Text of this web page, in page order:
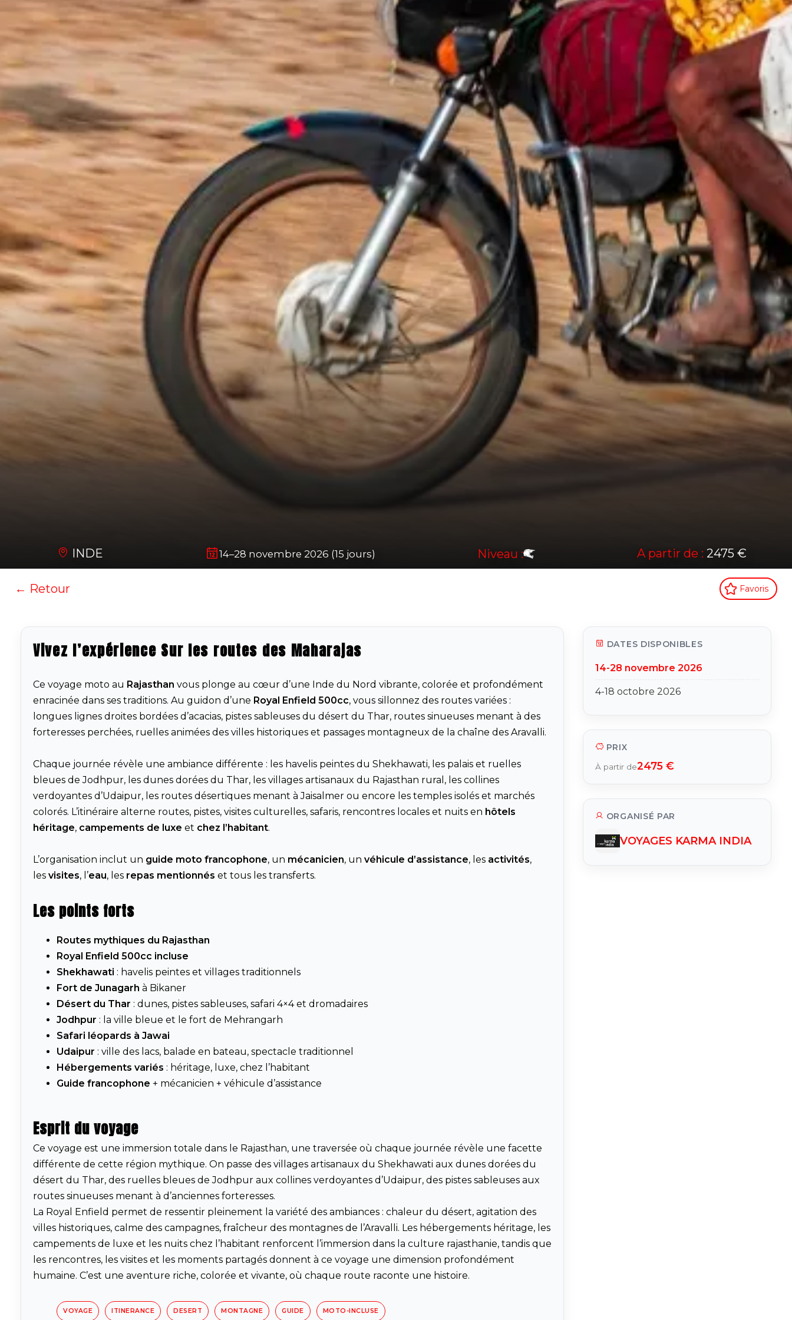
INDE 14–28 novembre 2026 (15 jours) Niveau : A partir de :2475 €
← Retour Favoris
Vivez l’expérience Sur les routes des Maharajas
Ce voyage moto au Rajasthan vous plonge au cœur d’une Inde du Nord vibrante, colorée et profondément
enracinée dans ses traditions. Au guidon d’une Royal Enfield 500cc, vous sillonnez des routes variées :
longues lignes droites bordées d’acacias, pistes sableuses du désert du Thar, routes sinueuses menant à des
forteresses perchées, ruelles animées des villes historiques et passages montagneux de la chaîne des Aravalli.
Chaque journée révèle une ambiance différente : les havelis peintes du Shekhawati, les palais et ruelles
bleues de Jodhpur, les dunes dorées du Thar, les villages artisanaux du Rajasthan rural, les collines
verdoyantes d’Udaipur, les routes désertiques menant à Jaisalmer ou encore les temples isolés et marchés
colorés. L’itinéraire alterne routes, pistes, visites culturelles, safaris, rencontres locales et nuits en hôtels
héritage, campements de luxe et chez l’habitant.
L’organisation inclut un guide moto francophone, un mécanicien, un véhicule d’assistance, les activités,
les visites, l’eau, les repas mentionnés et tous les transferts.
Les points forts
Routes mythiques du Rajasthan
Royal Enfield 500cc incluse
Shekhawati : havelis peintes et villages traditionnels
Fort de Junagarh à Bikaner
Désert du Thar : dunes, pistes sableuses, safari 4×4 et dromadaires
Jodhpur : la ville bleue et le fort de Mehrangarh
Safari léopards à Jawai
Udaipur : ville des lacs, balade en bateau, spectacle traditionnel
Hébergements variés : héritage, luxe, chez l’habitant
Guide francophone + mécanicien + véhicule d’assistance
Esprit du voyage
Ce voyage est une immersion totale dans le Rajasthan, une traversée où chaque journée révèle une facette
différente de cette région mythique. On passe des villages artisanaux du Shekhawati aux dunes dorées du
désert du Thar, des ruelles bleues de Jodhpur aux collines verdoyantes d’Udaipur, des pistes sableuses aux
routes sinueuses menant à d’anciennes forteresses.
La Royal Enfield permet de ressentir pleinement la variété des ambiances : chaleur du désert, agitation des
villes historiques, calme des campagnes, fraîcheur des montagnes de l’Aravalli. Les hébergements héritage, les
campements de luxe et les nuits chez l’habitant renforcent l’immersion dans la culture rajasthanie, tandis que
les rencontres, les visites et les moments partagés donnent à ce voyage une dimension profondément
humaine. C’est une aventure riche, colorée et vivante, où chaque route raconte une histoire.
VOYAGE ITINERANCE DESERT MONTAGNE GUIDE MOTO-INCLUSE
DATES DISPONIBLES
14-28 novembre 2026
4-18 octobre 2026
PRIX
À partir de2475 €
ORGANISÉ PAR
VOYAGES KARMA INDIA